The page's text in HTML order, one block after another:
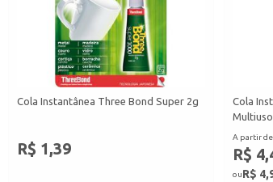
Cola Instantânea Three Bond Super 2g
R$ 1,39
Cola
A partir de
R$
ouR$